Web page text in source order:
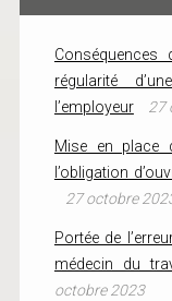
régularité
l’employeur
27
Mise en place
l’obligation
27 octobre
Portée de
médecin du
octobre 2023